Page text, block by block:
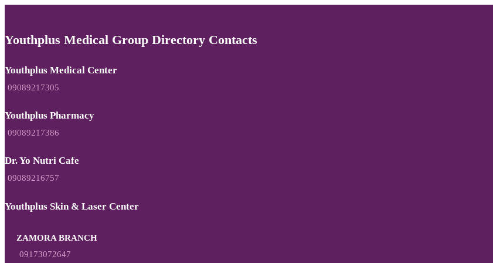
Youthplus Medical Group Directory Contacts
Youthplus Medical Center
09089217305
Youthplus Pharmacy
09089217386
Dr. Yo Nutri Cafe
09089216757
Youthplus Skin & Laser Center
ZAMORA BRANCH
09173072647